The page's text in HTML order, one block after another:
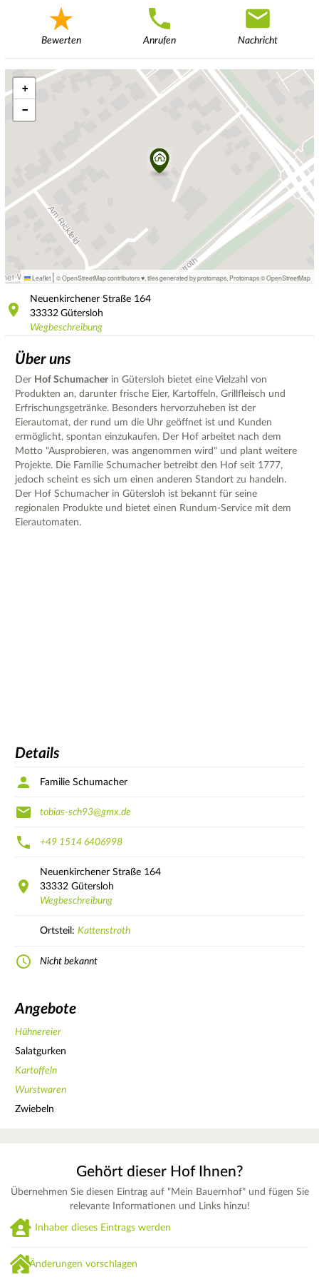
Bewerten Anrufen Nachricht
+
−
Leaflet | © OpenStreetMap contributors ♥, tiles generated by protomaps Protomaps©OpenStreetMap
Neuenkirchener Straße 164
33332 Gütersloh
Wegbeschreibung
Über uns
Der Hof Schumacher in Gütersloh bietet eine Vielzahl von
Produkten an, darunter frische Eier, Kartoffeln, Grillfleisch und
Erfrischungsgetränke. Besonders hervorzuheben ist der
Eierautomat, der rund um die Uhr geöffnet ist und Kunden
ermöglicht, spontan einzukaufen. Der Hof arbeitet nach dem
Motto "Ausprobieren, was angenommen wird" und plant weitere
Projekte. Die Familie Schumacher betreibt den Hof seit 1777,
jedoch scheint es sich um einen anderen Standort zu handeln.
Der Hof Schumacher in Gütersloh ist bekannt für seine
regionalen Produkte und bietet einen Rundum-Service mit dem
Eierautomaten.
Details
Familie Schumacher
tobias-sch93@gmx.de
+49 1514 6406998
Neuenkirchener Straße 164
33332 Gütersloh
Wegbeschreibung
Ortsteil: Kattenstroth
Nicht bekannt
Angebote
Hühnereier
Salatgurken
Kartoffeln
Wurstwaren
Zwiebeln
Gehört dieser Hof Ihnen?
Übernehmen Sie diesen Eintrag auf "Mein Bauernhof" und fügen Sie
relevante Informationen und Links hinzu!
Inhaber dieses Eintrags werden
Änderungen vorschlagen